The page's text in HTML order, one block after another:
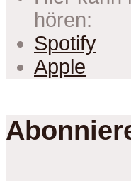
hören:
Spotify
Apple